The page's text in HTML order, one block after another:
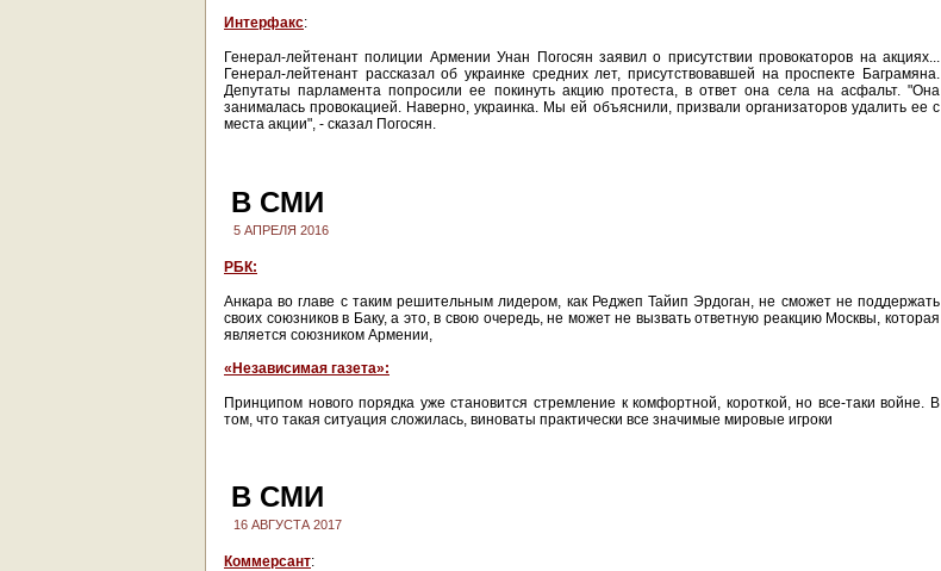
Интерфакс:
Генерал-лейтенант полиции Армении Унан Погосян заявил о присутствии провокаторов на акциях...
Генерал-лейтенант рассказал об украинке средних лет, присутствовавшей на проспекте Баграмяна.
Депутаты парламента попросили ее покинуть акцию протеста, в ответ она села на асфальт. "Она
занималась провокацией. Наверно, украинка. Мы ей объяснили, призвали организаторов удалить ее с
места акции", - сказал Погосян.
В СМИ
5 АПРЕЛЯ 2016
РБК:
Анкара во главе с таким решительным лидером, как Реджеп Тайип Эрдоган, не сможет не поддержать
своих союзников в Баку, а это, в свою очередь, не может не вызвать ответную реакцию Москвы, которая
является союзником Армении,
«Независимая газета»:
Принципом нового порядка уже становится стремление к комфортной, короткой, но все-таки войне. В
том, что такая ситуация сложилась, виноваты практически все значимые мировые игроки
В СМИ
16 АВГУСТА 2017
Коммерсант: